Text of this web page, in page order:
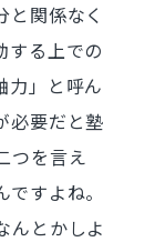
と関係なく
する上での
力」と呼ん
必要だと塾
つを言え
すよね。
んとかしよ